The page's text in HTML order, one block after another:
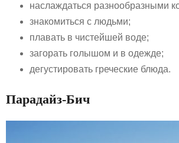
наслаждаться разнообразными
знакомиться с людьми;
плавать в чистейшей воде;
загорать голышом и в одежде;
дегустировать греческие блюда.
Парадайз-Бич